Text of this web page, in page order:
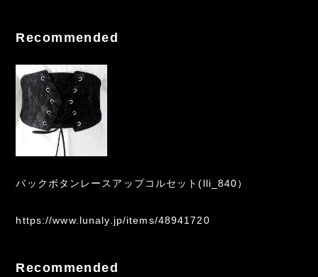
Recommended
バックボタンレースアップコルセット(lli_840）
https://www.lunaly.jp/items/48941720
Recommended